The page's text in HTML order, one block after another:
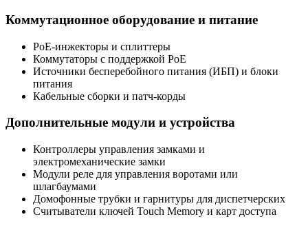
Коммутационное оборудование и питание
PoE-инжекторы и сплиттеры
Коммутаторы с поддержкой PoE
Источники бесперебойного питания (ИБП) и блоки
питания
Кабельные сборки и патч-корды
Дополнительные модули и устройства
Контроллеры управления замками и
электромеханические замки
Модули реле для управления воротами или
шлагбаумами
Домофонные трубки и гарнитуры для диспетчерских
Считыватели ключей Touch Memory и карт доступа